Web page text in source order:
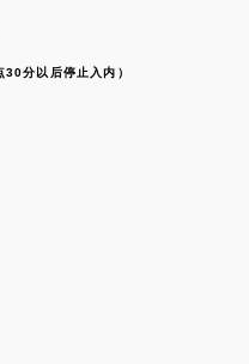
30分以后停止入内）